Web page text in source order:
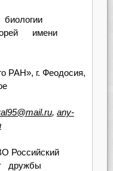
имени
РАН», г. Феодосия,
, any-
дружбы